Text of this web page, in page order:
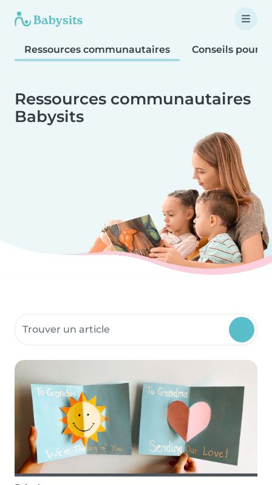
Ressources communautaires Conseils pour
Ressources communautaires
Babysits
Rechercher dans les ressources communautaires